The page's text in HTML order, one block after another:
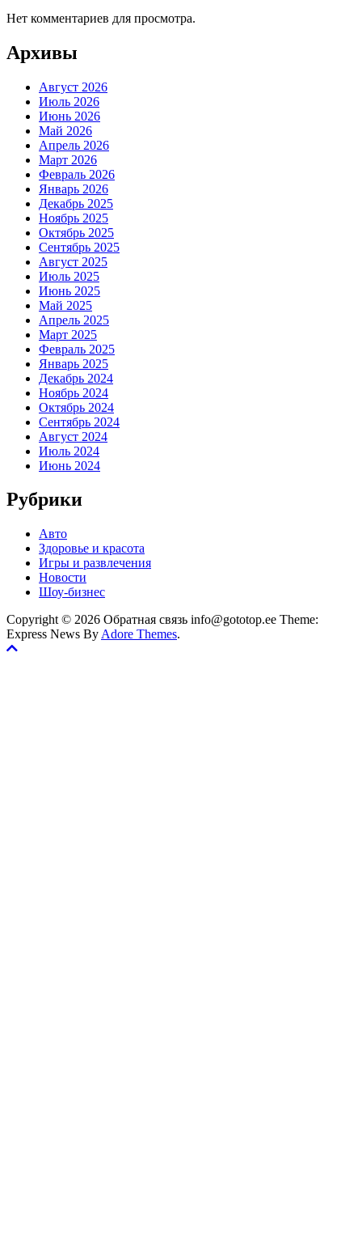
Нет комментариев для просмотра.
Архивы
Август 2026
Июль 2026
Июнь 2026
Май 2026
Апрель 2026
Март 2026
Февраль 2026
Январь 2026
Декабрь 2025
Ноябрь 2025
Октябрь 2025
Сентябрь 2025
Август 2025
Июль 2025
Июнь 2025
Май 2025
Апрель 2025
Март 2025
Февраль 2025
Январь 2025
Декабрь 2024
Ноябрь 2024
Октябрь 2024
Сентябрь 2024
Август 2024
Июль 2024
Июнь 2024
Рубрики
Авто
Здоровье и красота
Игры и развлечения
Новости
Шоу-бизнес
Copyright © 2026 Обратная связь info@gototop.ee Theme:
Express News By Adore Themes.